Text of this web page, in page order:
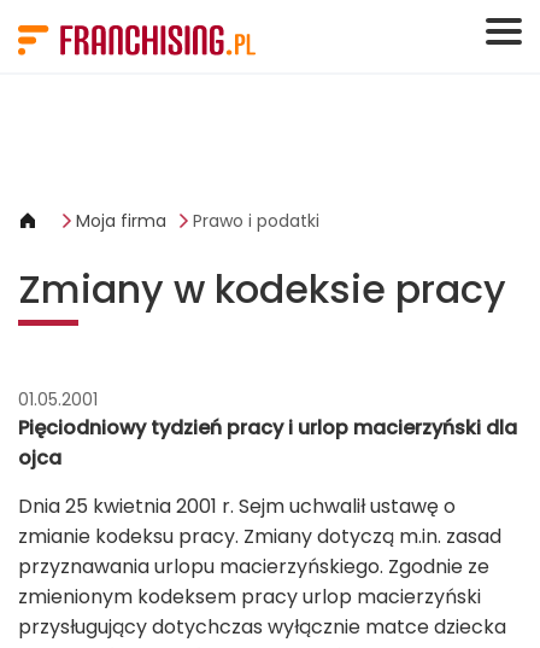
Moja firma Prawo i podatki
Zmiany w kodeksie pracy
01.05.2001
Pięciodniowy tydzień pracy i urlop macierzyński dla
ojca
Dnia 25 kwietnia 2001 r. Sejm uchwalił ustawę o
zmianie kodeksu pracy. Zmiany dotyczą m.in. zasad
przyznawania urlopu macierzyńskiego. Zgodnie ze
zmienionym kodeksem pracy urlop macierzyński
przysługujący dotychczas wyłącznie matce dziecka